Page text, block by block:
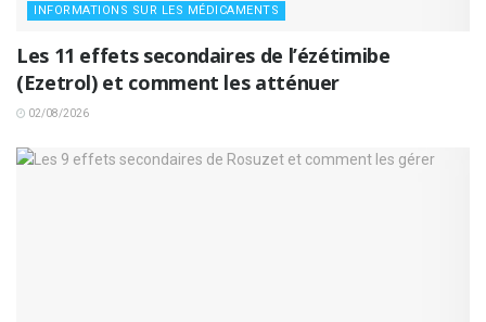
INFORMATIONS SUR LES MÉDICAMENTS
Les 11 effets secondaires de l’ézétimibe
(Ezetrol) et comment les atténuer
02/08/2026